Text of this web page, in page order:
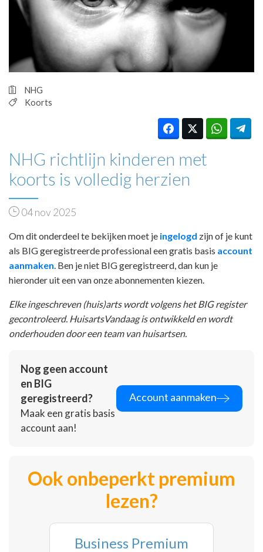
PRAKTIJKZAKEN
TARIEVEN
VPHUISARTSEN
MEDISCHE VAKHANDEL
NHG
Koorts
NHG richtlijn kinderen met
koorts is volledig herzien
04 nov 2025
Om dit onderdeel te bekijken moet je ingelogd zijn of je kunt
als BIG geregistreerde professional een gratis basis account
aanmaken . Ben je niet BIG geregistreerd, dan kun je
hieronder uit een van onze abonnementen kiezen.
Elke ingeschreven (huis)arts wordt volgens het BIG register
gecontroleerd. HuisartsVandaag is ontwikkeld en wordt
onderhouden door een team van huisartsen.
Nog geen account
en BIG
geregistreerd?
Maak een gratis basis
account aan!
Account aanmaken
Ook onbeperkt premium
lezen?
Business Premium